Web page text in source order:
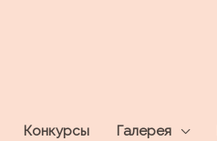
Конкурсы Галерея